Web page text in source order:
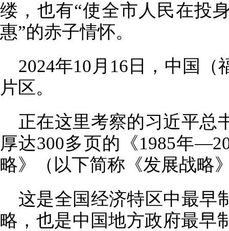
缕，也有“使全市人民在投
惠”的赤子情怀。
2024年10月16日，中国
片区。
正在这里考察的习近平总
厚达300多页的《1985年
略》（以下简称《发展战略
这是全国经济特区中最早
略，也是中国地方政府最早